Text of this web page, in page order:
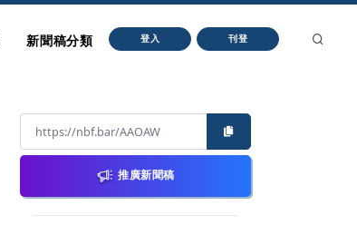
新聞稿分類 登入 刊登
推廣新聞稿